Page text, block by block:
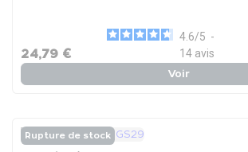
4.6/5 -
14 avis
24,79 €
Voir
Rupture de stock